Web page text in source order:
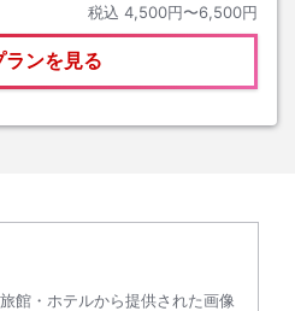
税込 4,500円〜6,500円
ランを見る
館・ホテルから提供された画像